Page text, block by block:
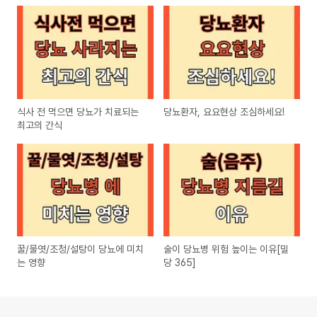
식사 전 먹으면 당뇨가 치료되는
최고의 간식
당뇨환자, 요요현상 조심하세요!
꿀/물엿/조청/설탕이 당뇨에 미치
는 영향
술이 당뇨병 위험 높이는 이유[밀
당 365]